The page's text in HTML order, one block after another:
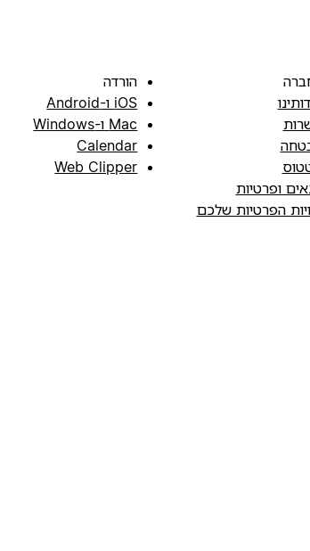
ופרטיות
הפרטיות שלכם
הורדה
iOS ו-Android
Mac ו-Windows
Calendar
Web Clipper